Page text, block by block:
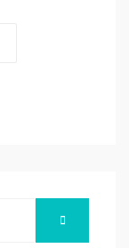
SEARCH